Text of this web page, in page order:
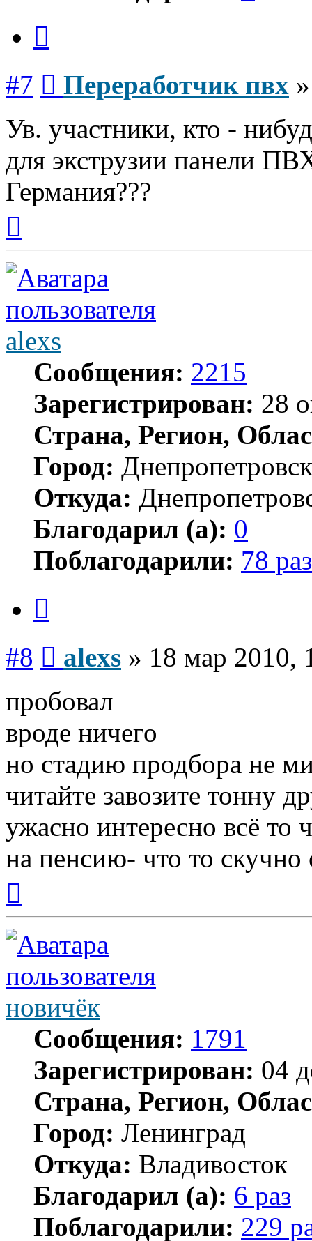
#7 Переработчик пвх
Ув. участники, кто -
для экструзии панели
Германия???
началу
alexs
Сообщения: 2215
Зарегистрирован: 28
Страна, Регион,
Город: Днепропетровск
Откуда:
Благодарил (а): 0
Поблагодарили: 78 раз
#8 alexs » 18 мар 2010,
пробовал
вроде ничего
но стадию продбора не
читайте завозите тонну
ужасно интересно всё то
на пенсию- что то скучно
началу
новичёк
Сообщения: 1791
Зарегистрирован: 04
Страна, Регион,
Город: Ленинград
Откуда: Владивосток
Благодарил (а): 6 раз
Поблагодарили: 229